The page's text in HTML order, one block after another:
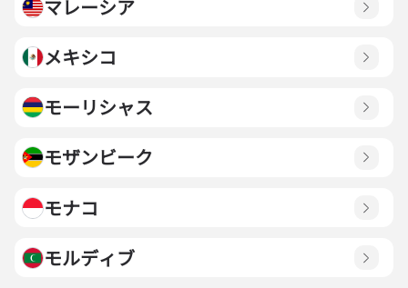
マレーシア
メキシコ
モーリシャス
モザンビーク
モナコ
モルディブ